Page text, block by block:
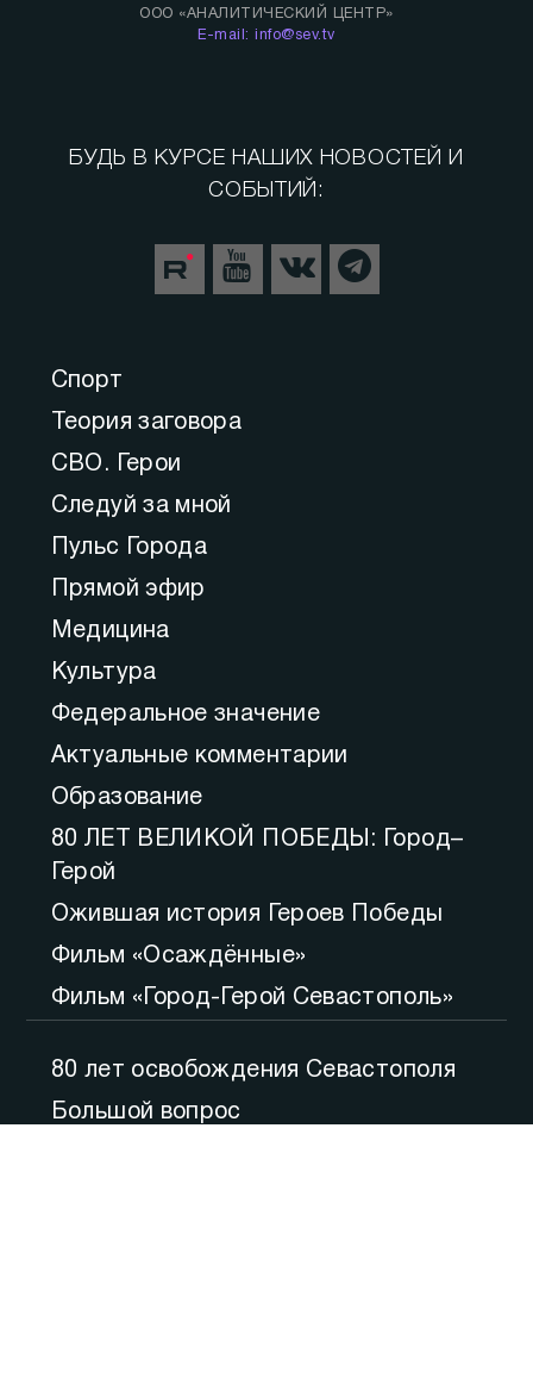
ООО «АНАЛИТИЧЕСКИЙ ЦЕНТР»
E-mail: info@sev.tv
80 лет освобождения Севастополя
Большой вопрос
Спорт
Теория заговора
СВО. Герои
Следуй за мной
Пульс Города
Прямой эфир
Медицина
Культура
Федеральное значение
Актуальные комментарии
Образование
80 ЛЕТ ВЕЛИКОЙ ПОБЕДЫ: Город–
Герой
Ожившая история Героев Победы
Фильм «Осаждённые»
Фильм «Город-Герой Севастополь»
БУДЬ В КУРСЕ НАШИХ НОВОСТЕЙ И
СОБЫТИЙ: